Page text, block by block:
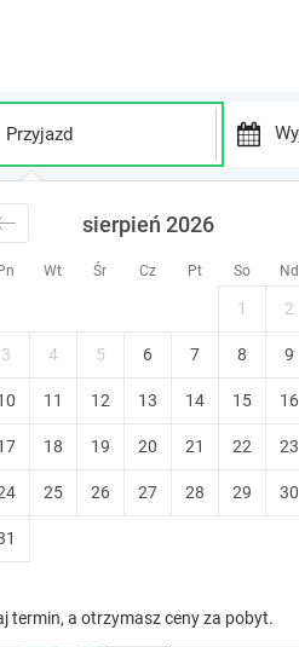
n
d
w
a
e
Pn Wt Śr Cz Pt So Nd
sierpień 2026
1 2
3 4 5 6 7 8 9
11 12 13 14 15 16
18 19 20 21 22 23
25 26 27 28 29 30
termin, a otrzymasz ceny za pobyt.
w okolicy
Warszawa
Prywatna